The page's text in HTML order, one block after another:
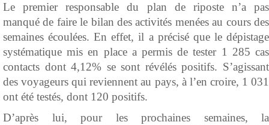
Le premier responsable du plan de riposte n’a pas
manqué de faire le bilan des activités menées au cours des
semaines écoulées. En effet, il a précisé que le dépistage
systématique mis en place a permis de tester 1 285 cas
contacts dont 4,12% se sont révélés positifs. S’agissant
des voyageurs qui reviennent au pays, à l’en croire, 1 031
ont été testés, dont 120 positifs.
D’après lui, pour les prochaines semaines, la